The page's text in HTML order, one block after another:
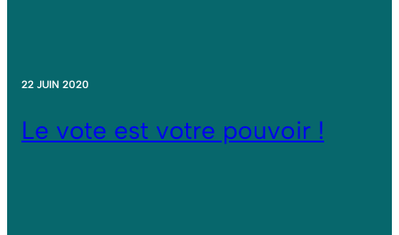
22 JUIN 2020
Le vote est votre pouvoir !